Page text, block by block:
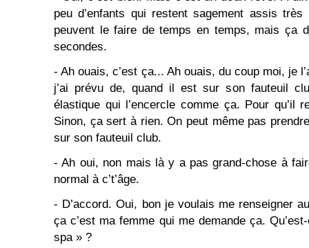
peu d’enfants qui restent sagement assis
peuvent le faire de temps en temps, mais ça
secondes.
- Ah ouais, c’est ça... Ah ouais, du coup moi, je
j’ai prévu de, quand il est sur son fauteuil
élastique qui l’encercle comme ça. Pour qu’il
Sinon, ça sert à rien. On peut même pas
sur son fauteuil club.
- Ah oui, non mais là y a pas grand-chose à
normal à c’t’âge.
- D’accord. Oui, bon je voulais me renseigner
ça c’est ma femme qui me demande ça.
spa » ?